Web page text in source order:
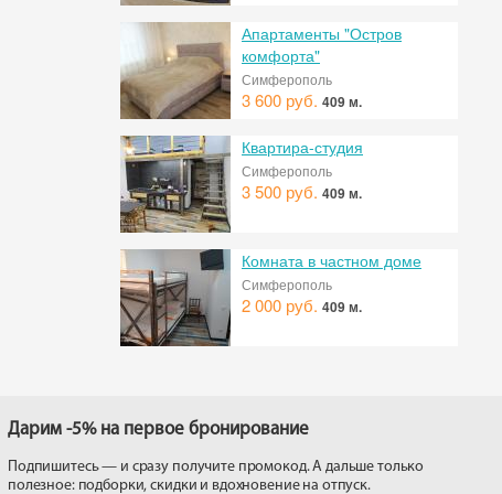
Апартаменты "Остров
комфорта"
Симферополь
3 600 руб. 409 м.
Квартира-студия
Симферополь
3 500 руб. 409 м.
Комната в частном доме
Симферополь
2 000 руб. 409 м.
Дарим -5% на первое бронирование
Подпишитесь — и сразу получите промокод. А дальше только
полезное: подборки, скидки и вдохновение на отпуск.